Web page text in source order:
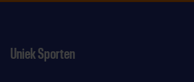
Uniek Sporten